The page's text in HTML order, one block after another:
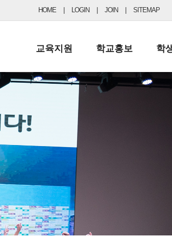
HOME LOGIN JOIN SITEMAP
시자료
교육지원
행정실
학교운영위원회
학교건축기금
학교홍보
보도자료
학